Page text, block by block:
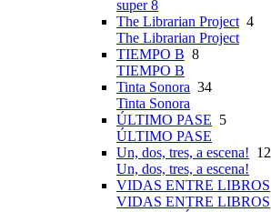
super 8
The Librarian Project 4
The Librarian Project
TIEMPO B 8
TIEMPO B
Tinta Sonora 34
Tinta Sonora
ÚLTIMO PASE 5
ÚLTIMO PASE
Un, dos, tres, a escena! 12
Un, dos, tres, a escena!
VIDAS ENTRE LIBROS
VIDAS ENTRE LIBROS